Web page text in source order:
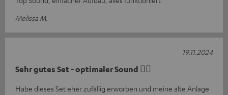
Melissa M.
Sehr gutes Set - optimaler Sound 👍🏻
Habe dieses Set eher zufällig erworben und meine alte Anlage
19.11.2024